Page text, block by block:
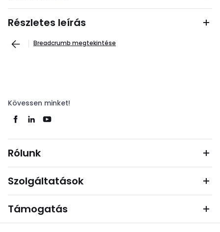
Részletes leírás
Breadcrumb megtekintése
Kövessen minket!
Rólunk
Szolgáltatások
Támogatás